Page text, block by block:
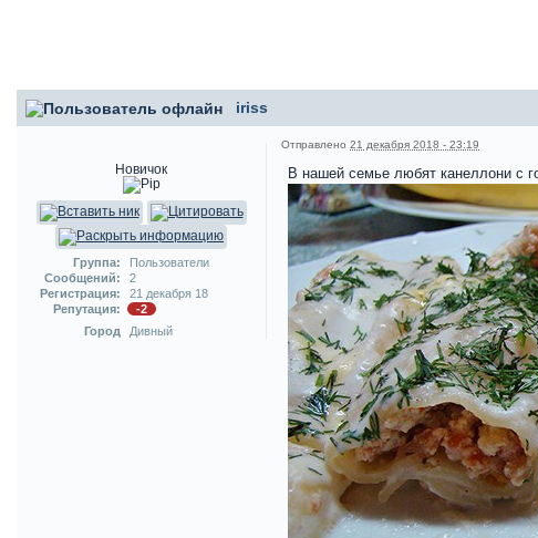
iriss
Новичок
Группа:
Пользователи
Сообщений:
2
Регистрация:
21 декабря 18
Репутация:
-2
Город
Дивный
Отправлено 21 декабря 2018 - 23:19
В нашей семье любят канеллони с